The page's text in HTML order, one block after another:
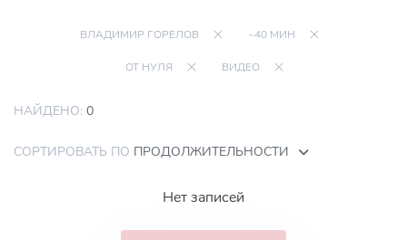
ВЛАДИМИР ГОРЕЛОВ ~40 МИН
ОТ НУЛЯ ВИДЕО
НАЙДЕНО: 0
СОРТИРОВАТЬ ПО ПРОДОЛЖИТЕЛЬНОСТИ
Нет записей